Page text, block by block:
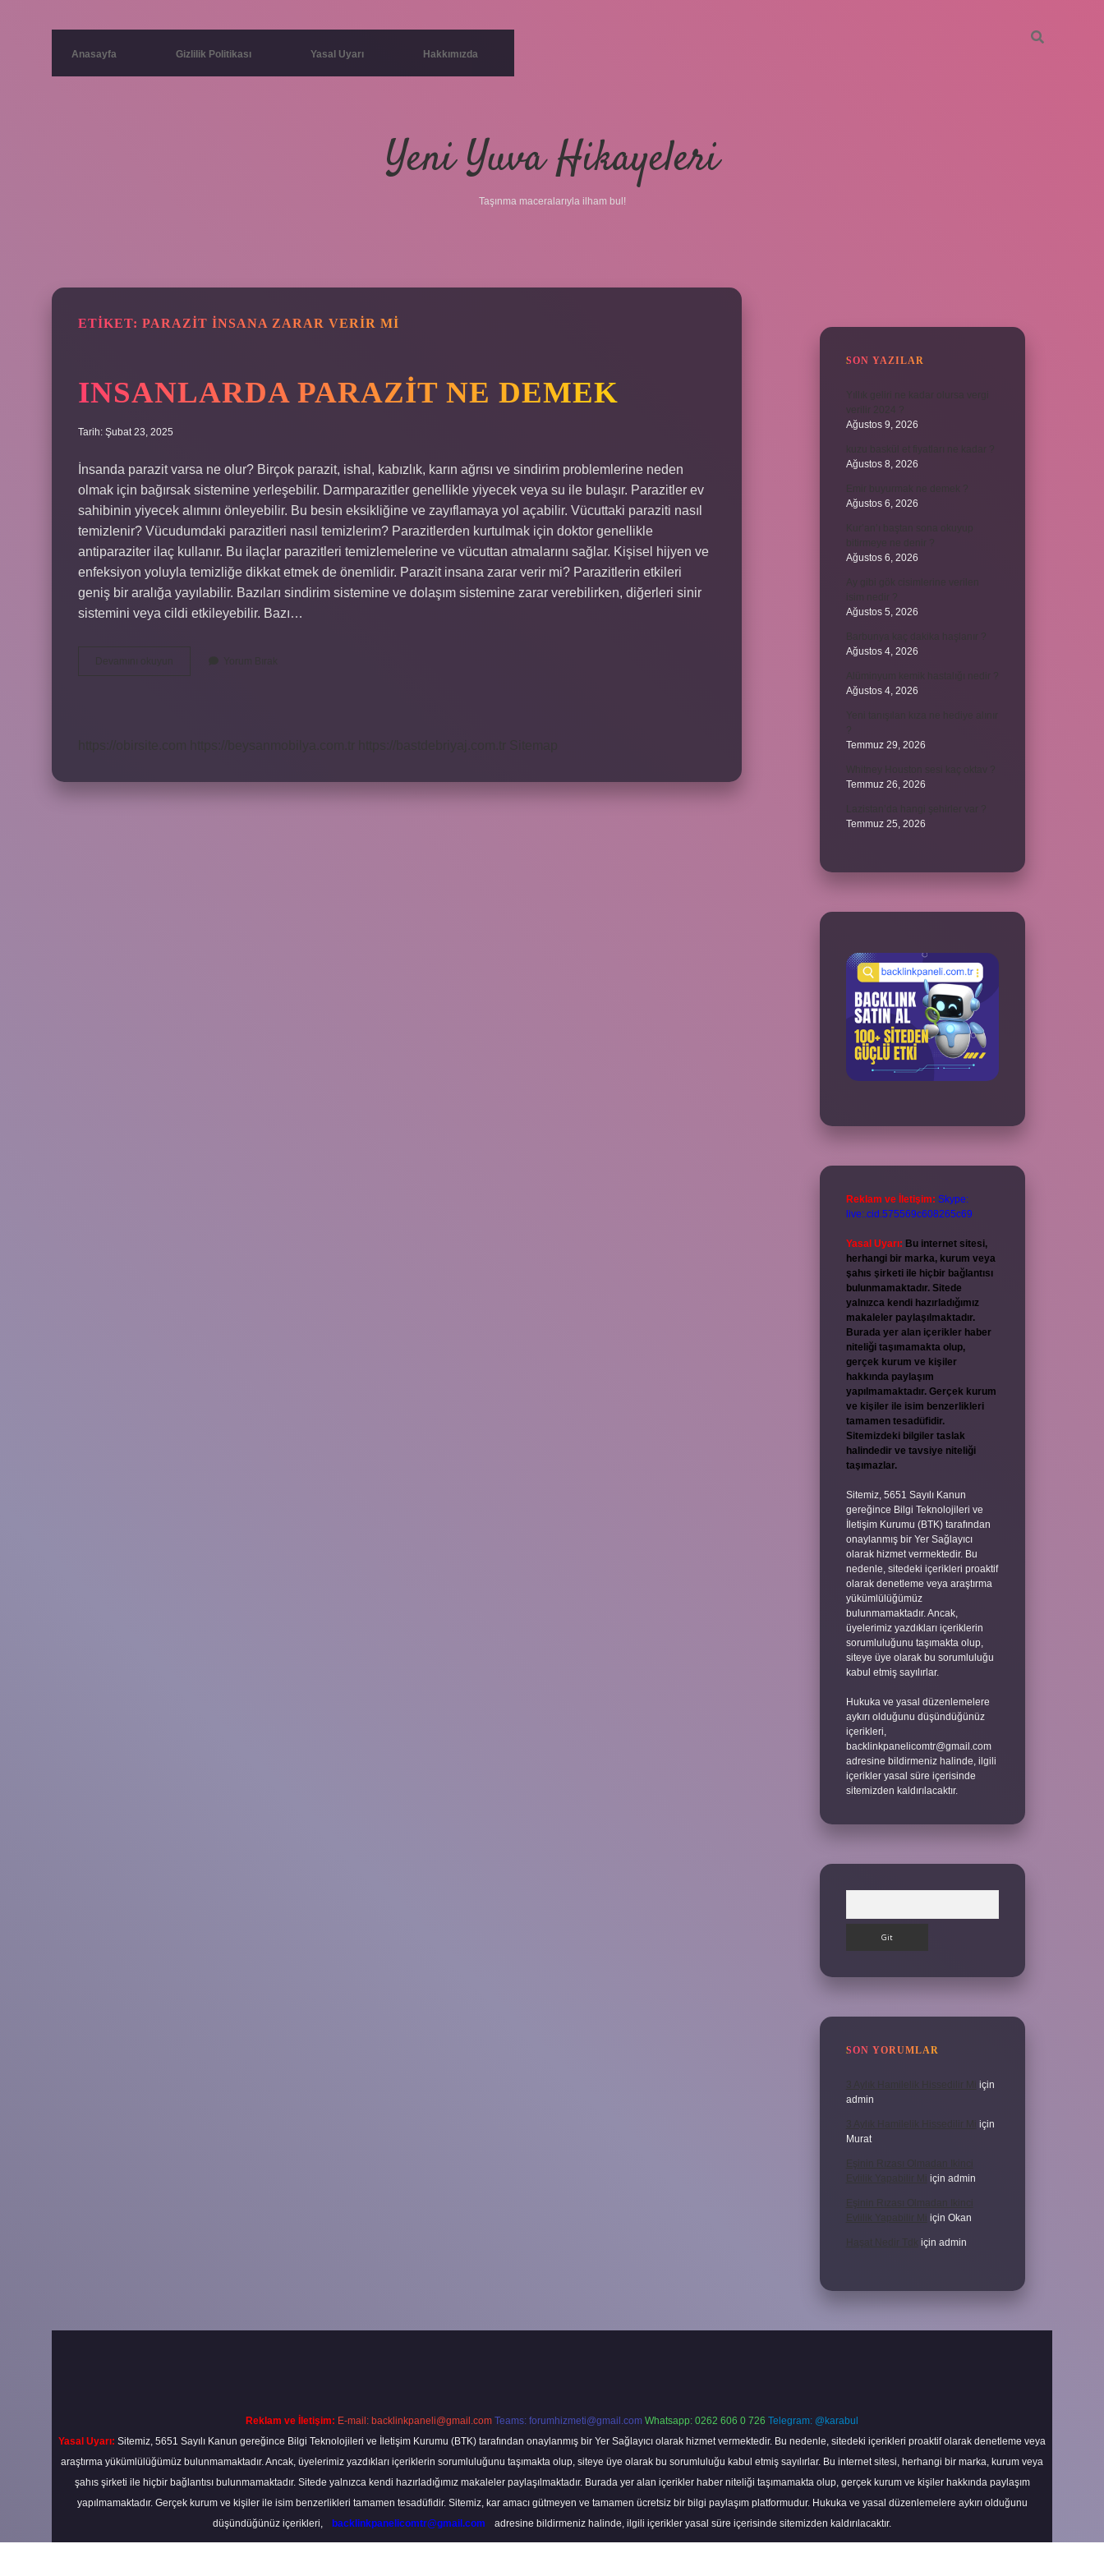
Anasayfa Gizlilik Politikası Yasal Uyarı Hakkımızda
Yeni Yuva Hikayeleri
Taşınma maceralarıyla ilham bul!
ETIKET: PARAZIT INSANA ZARAR VERIR MI
INSANLARDA PARAZIT NE DEMEK
Tarih: Şubat 23, 2025
İnsanda parazit varsa ne olur? Birçok parazit, ishal, kabızlık, karın ağrısı ve sindirim problemlerine neden
olmak için bağırsak sistemine yerleşebilir. Darmparazitler genellikle yiyecek veya su ile bulaşır. Parazitler ev
sahibinin yiyecek alımını önleyebilir. Bu besin eksikliğine ve zayıflamaya yol açabilir. Vücuttaki paraziti nasıl
temizlenir? Vücudumdaki parazitleri nasıl temizlerim? Parazitlerden kurtulmak için doktor genellikle
antiparaziter ilaç kullanır. Bu ilaçlar parazitleri temizlemelerine ve vücuttan atmalarını sağlar. Kişisel hijyen ve
enfeksiyon yoluyla temizliğe dikkat etmek de önemlidir. Parazit insana zarar verir mi? Parazitlerin etkileri
geniş bir aralığa yayılabilir. Bazıları sindirim sistemine ve dolaşım sistemine zarar verebilirken, diğerleri sinir
sistemini veya cildi etkileyebilir. Bazı…
SON YAZILAR
Ağustos 9, 2026
Ağustos 8, 2026
Ağustos 6, 2026
Ağustos 6, 2026
Ağustos 5, 2026
Ağustos 4, 2026
Ağustos 4, 2026
Temmuz 29, 2026
Temmuz 26, 2026
Temmuz 25, 2026
Reklam ve İletişim: Skype:
live:.cid.575569c608265c69
Yasal Uyarı: Bu internet sitesi,
herhangi bir marka, kurum veya
şahıs şirketi ile hiçbir bağlantısı
bulunmamaktadır. Sitede
yalnızca kendi hazırladığımız
makaleler paylaşılmaktadır.
Burada yer alan içerikler haber
niteliği taşımamakta olup,
gerçek kurum ve kişiler
hakkında paylaşım
yapılmamaktadır. Gerçek kurum
ve kişiler ile isim benzerlikleri
tamamen tesadüfidir.
Sitemizdeki bilgiler taslak
halindedir ve tavsiye niteliği
taşımazlar.
Sitemiz, 5651 Sayılı Kanun
gereğince Bilgi Teknolojileri ve
İletişim Kurumu (BTK) tarafından
onaylanmış bir Yer Sağlayıcı
olarak hizmet vermektedir. Bu
nedenle, sitedeki içerikleri proaktif
olarak denetleme veya araştırma
yükümlülüğümüz
bulunmamaktadır. Ancak,
üyelerimiz yazdıkları içeriklerin
sorumluluğunu taşımakta olup,
siteye üye olarak bu sorumluluğu
kabul etmiş sayılırlar.
Hukuka ve yasal düzenlemelere
aykırı olduğunu düşündüğünüz
içerikleri,
backlinkpanelicomtr@gmail.com
adresine bildirmeniz halinde, ilgili
içerikler yasal süre içerisinde
sitemizden kaldırılacaktır.
SON YORUMLAR
3 Aylık Hamilelik Hissedilir Mi
için
admin
3 Aylık Hamilelik Hissedilir Mi için
Murat
Eşinin Rızası Olmadan Ikinci
Evlilik Yapabilir Mi için admin
Eşinin Rızası Olmadan Ikinci
Evlilik Yapabilir Mi için Okan
Haşat Nedir Tdk için admin
Reklam ve İletişim: E-mail: backlinkpaneli@gmail.com Teams: forumhizmeti@gmail.com Whatsapp: 0262 606 0 726 Telegram: @karabul
Yasal Uyarı: Sitemiz, 5651 Sayılı Kanun gereğince Bilgi Teknolojileri ve İletişim Kurumu (BTK) tarafından onaylanmış bir Yer Sağlayıcı olarak hizmet vermektedir. Bu nedenle, sitedeki içerikleri proaktif olarak denetleme veya
araştırma yükümlülüğümüz bulunmamaktadır. Ancak, üyelerimiz yazdıkları içeriklerin sorumluluğunu taşımakta olup, siteye üye olarak bu sorumluluğu kabul etmiş sayılırlar. Bu internet sitesi, herhangi bir marka, kurum veya
şahıs şirketi ile hiçbir bağlantısı bulunmamaktadır. Sitede yalnızca kendi hazırladığımız makaleler paylaşılmaktadır. Burada yer alan içerikler haber niteliği taşımamakta olup, gerçek kurum ve kişiler hakkında paylaşım
yapılmamaktadır. Gerçek kurum ve kişiler ile isim benzerlikleri tamamen tesadüfidir. Sitemiz, kar amacı gütmeyen ve tamamen ücretsiz bir bilgi paylaşım platformudur. Hukuka ve yasal düzenlemelere aykırı olduğunu
düşündüğünüz içerikleri,
backlinkpanelicomtr@gmail.com adresine bildirmeniz halinde, ilgili içerikler yasal süre içerisinde sitemizden kaldırılacaktır.